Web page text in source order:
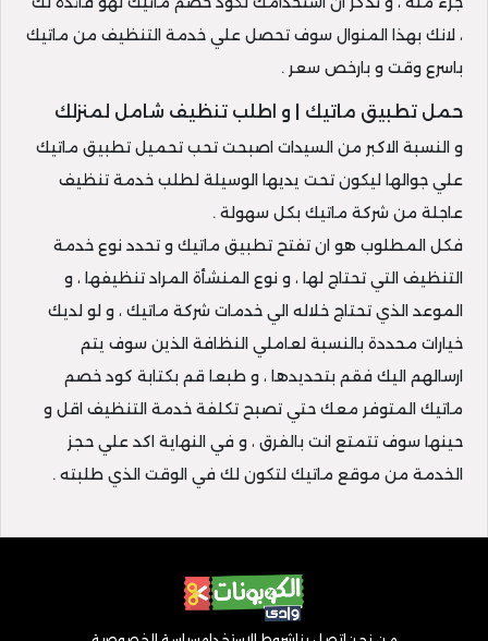
، لانك بهذا المنوال سوف تحصل علي خدمة التنظيف من ماتيك
باسرع وقت و بارخص سعر .
حمل تطبيق ماتيك | و اطلب تنظيف شامل لمنزلك
و النسبة الاكبر من السيدات اصبحت تحب تحميل تطبيق ماتيك
علي جوالها ليكون تحت يديها الوسيلة لطلب خدمة تنظيف
عاجلة من شركة ماتيك بكل سهولة .
فكل المطلوب هو ان تفتح تطبيق ماتيك و تحدد نوع خدمة
التنظيف التي تحتاج لها ، و نوع المنشأة المراد تنظيفها ، و
الموعد الذي تحتاج خلاله الي خدمات شركة ماتيك ، و لو لديك
خيارات محددة بالنسبة لعاملي النظافة الذين سوف يتم
ارسالهم اليك فقم بتحديدها ، و طبعا قم بكتابة كود خصم
ماتيك المتوفر معك حتي تصبح تكلفة خدمة التنظيف اقل و
حينها سوف تتمتع انت بالفرق ، و في النهاية اكد علي حجز
الخدمة من موقع ماتيك لتكون لك في الوقت الذي طلبته .